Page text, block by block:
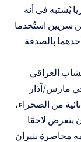
يُشتبه في أنه
سريين استُخدما
بالصدفة
العراقي
مارس/آذار
من الصحراء،
يتعرض لاحقا
محاصرة بنيران